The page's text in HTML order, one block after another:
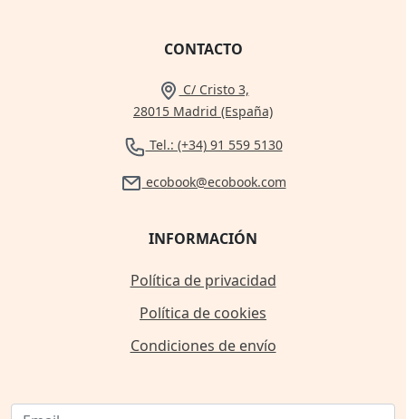
CONTACTO
C/ Cristo 3,
28015 Madrid (España)
Tel.: (+34) 91 559 5130
ecobook@ecobook.com
INFORMACIÓN
Política de privacidad
Política de cookies
Condiciones de envío